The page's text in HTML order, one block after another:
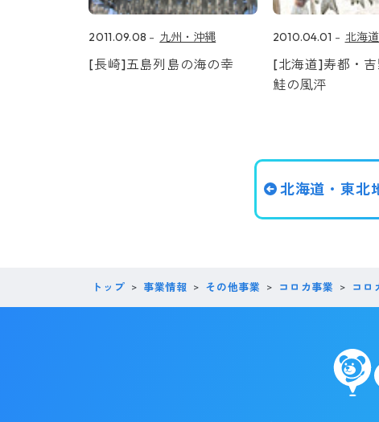
2011.09.08 九州・沖縄
[長崎]五島列島の海の幸
2010.04.01 北海
[北海道]寿都・吉
鮭の風泙
北海道・東北
トップ 事業情報 その他事業 コロカ事業 コロ